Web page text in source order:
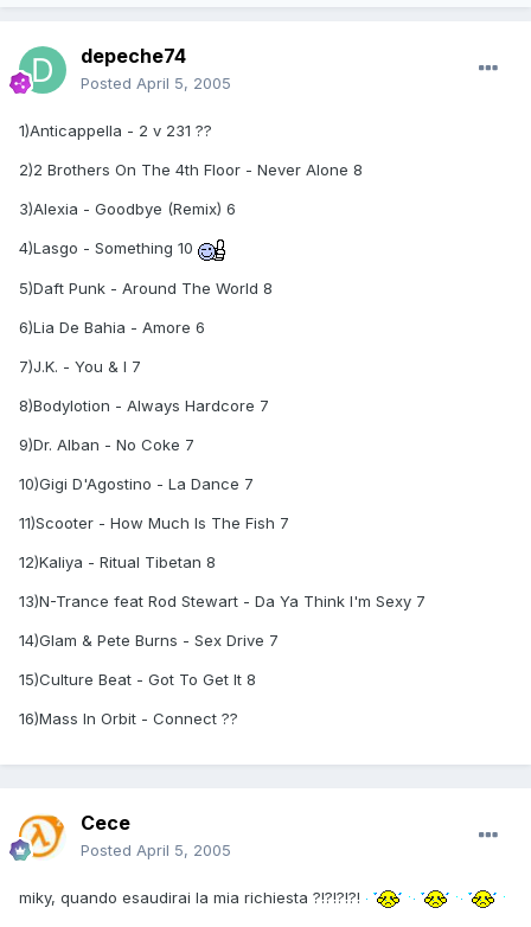
depeche74
Posted April 5, 2005
1)Anticappella - 2 v 231 ??
2)2 Brothers On The 4th Floor - Never Alone 8
3)Alexia - Goodbye (Remix) 6
4)Lasgo - Something 10
5)Daft Punk - Around The World 8
6)Lia De Bahia - Amore 6
7)J.K. - You & I 7
8)Bodylotion - Always Hardcore 7
9)Dr. Alban - No Coke 7
10)Gigi D'Agostino - La Dance 7
11)Scooter - How Much Is The Fish 7
12)Kaliya - Ritual Tibetan 8
13)N-Trance feat Rod Stewart - Da Ya Think I'm Sexy 7
14)Glam & Pete Burns - Sex Drive 7
15)Culture Beat - Got To Get It 8
16)Mass In Orbit - Connect ??
Cece
Posted April 5, 2005
miky, quando esaudirai la mia richiesta ?!?!?!?!